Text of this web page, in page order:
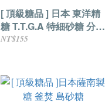
[ 頂級糖品 ] 日本 東洋精
糖 T.T.G.A 特細砂糖 分裝
1kg
NT$155